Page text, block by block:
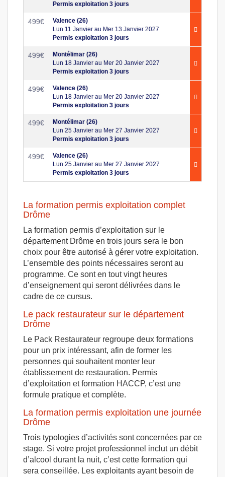
Permis exploitation 3 jours
499€
Valence (26)
Lun 11 Janvier au Mer 13 Janvier 2027
Permis exploitation 3 jours
499€
Montélimar (26)
Lun 18 Janvier au Mer 20 Janvier 2027
Permis exploitation 3 jours
499€
Valence (26)
Lun 18 Janvier au Mer 20 Janvier 2027
Permis exploitation 3 jours
499€
Montélimar (26)
Lun 25 Janvier au Mer 27 Janvier 2027
Permis exploitation 3 jours
499€
Valence (26)
Lun 25 Janvier au Mer 27 Janvier 2027
Permis exploitation 3 jours
La formation permis exploitation complet
Drôme
La formation permis d’exploitation sur le
département Drôme en trois jours sera le bon
choix pour être autorisé à gérer votre exploitation.
L’ensemble des points nécessaires seront au
programme. Ce sont en tout vingt heures
d’enseignement qui seront délivrées dans le
cadre de ce cursus.
Le pack restaurateur sur le département
Drôme
Le Pack Restaurateur regroupe deux formations
pour un prix intéressant, afin de former les
personnes qui souhaitent monter leur
établissement de restauration. Permis
d’exploitation et formation HACCP, c’est une
formule pratique et complète.
La formation permis exploitation une journée
Drôme
Trois typologies d’activités sont concernées par ce
stage. Si votre projet professionnel inclut un débit
d’alcool durant la nuit, c’est cette formation qui
sera conseillée. Les exploitants ayant besoin de